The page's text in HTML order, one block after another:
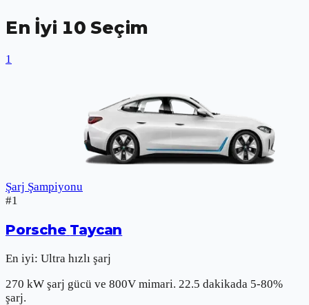
En İyi 10 Seçim
1
Şarj Şampiyonu
#1
Porsche Taycan
En iyi: Ultra hızlı şarj
270 kW şarj gücü ve 800V mimari. 22.5 dakikada 5-80%
şarj.